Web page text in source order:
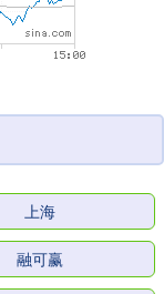
上海
融可赢